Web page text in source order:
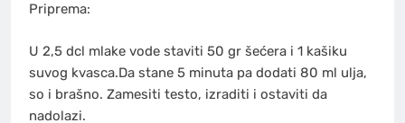
Priprema:
U 2,5 dcl mlake vode staviti 50 gr šećera i 1 kašiku
suvog kvasca.Da stane 5 minuta pa dodati 80 ml ulja,
so i brašno. Zamesiti testo, izraditi i ostaviti da
nadolazi.